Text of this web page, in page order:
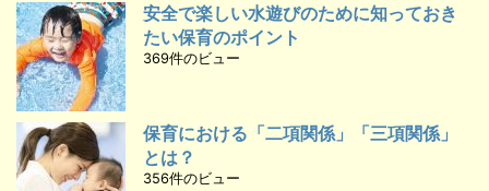
安全で楽しい水遊びのために知っておき
たい保育のポイント
369件のビュー
保育における「二項関係」「三項関係」
とは？
356件のビュー